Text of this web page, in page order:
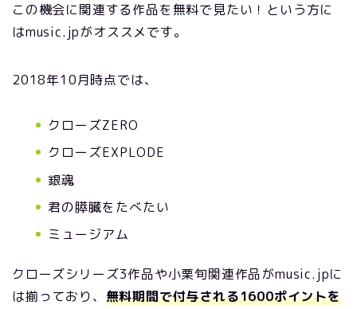
この機会に関連する作品を無料で見たい！という方に
はmusic.jpがオススメです。
2018年10月時点では、
クローズZERO
クローズEXPLODE
銀魂
君の膵臓をたべたい
ミュージアム
クローズシリーズ3作品や小栗旬関連作品がmusic.jpに
は揃っており、 無料期間で付与される1600ポイントを